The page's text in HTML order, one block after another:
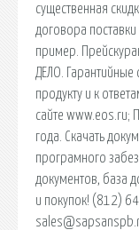
существенная
договора
пример.
ДЕЛО. Гарантийные
продукту и к
сайте www.eos.ru;
года. Скачать
програмного
документов, база
и покупок! (812)